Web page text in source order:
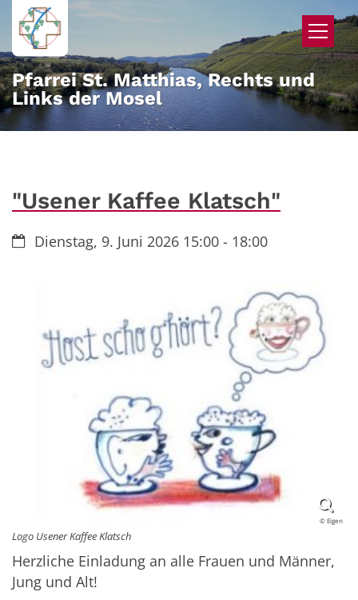
Zum Inhalt springen
Pfarrei St. Matthias, Rechts und
Links der Mosel
"Usener Kaffee Klatsch"
Datum:Dienstag, 9. Juni 2026 15:00 - 18:00
© Eigen
Logo Usener Kaffee Klatsch
Herzliche Einladung an alle Frauen und Männer,
Jung und Alt!